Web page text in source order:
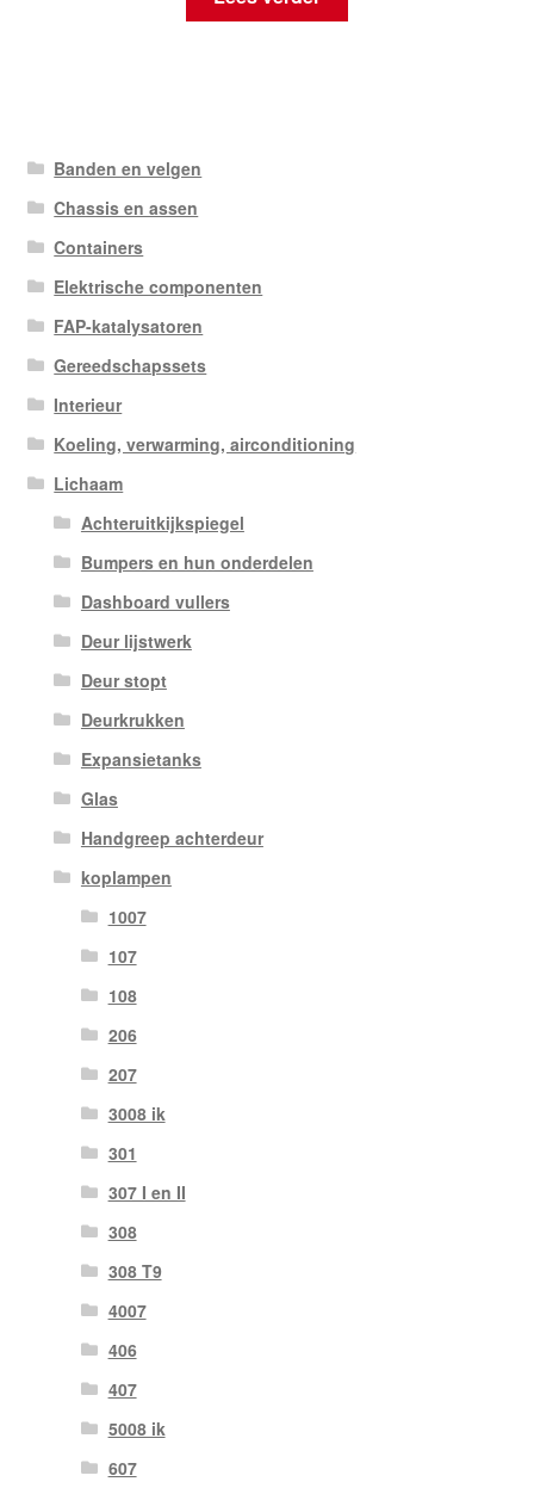
Banden en velgen
Chassis en assen
Containers
Elektrische componenten
FAP-katalysatoren
Gereedschapssets
Interieur
Koeling, verwarming, airconditioning
Lichaam
Achteruitkijkspiegel
Bumpers en hun onderdelen
Dashboard vullers
Deur lijstwerk
Deur stopt
Deurkrukken
Expansietanks
Glas
Handgreep achterdeur
koplampen
1007
107
108
206
207
3008 ik
301
307 I en II
308
308 T9
4007
406
407
5008 ik
607